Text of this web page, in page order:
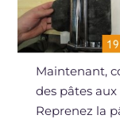
Maintenant,
des pâtes
Reprenez la